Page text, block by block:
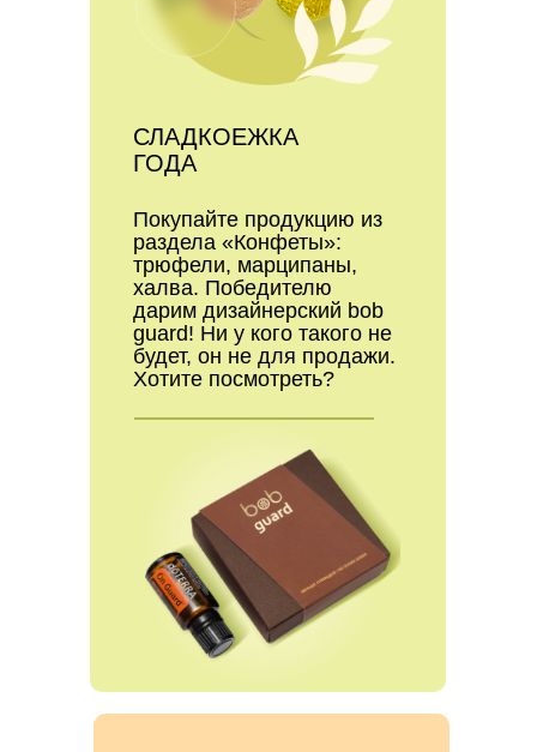
СЛАДКОЕЖКА
ГОДА
Покупайте продукцию из
раздела «Конфеты»:
трюфели, марципаны,
халва. Победителю
дарим дизайнерский bob
guard! Ни у кого такого не
будет, он не для продажи.
Хотите посмотреть?